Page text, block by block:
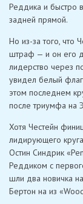
Реддика и быстро
задней прямой.
Но из-за того, что
штраф — и он его
лидерство через
увидел белый
этом последнем
после триумфа на
Хотя Честейн
лидирующего
Остин Синдрик
Реддиком с
шли два новичка
Бертон на из